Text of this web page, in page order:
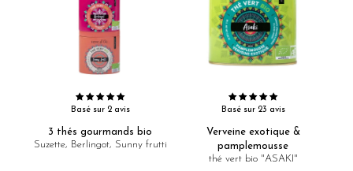
Basé sur 2 avis
3 thés gourmands bio
Suzette, Berlingot, Sunny frutti
Basé sur 23 avis
Verveine exotique &
pamplemousse
thé vert bio "ASAKI"